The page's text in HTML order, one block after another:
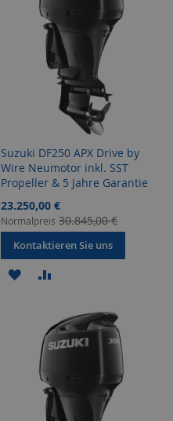
Suzuki DF250 APX Drive by
Wire Neumotor inkl. SST
Propeller & 5 Jahre Garantie
Sonderangebot
23.250,00 €
Normalpreis 30.845,00 €
Kontaktieren Sie uns
ZUR
HINZUFÜGEN
HINZUFÜGEN